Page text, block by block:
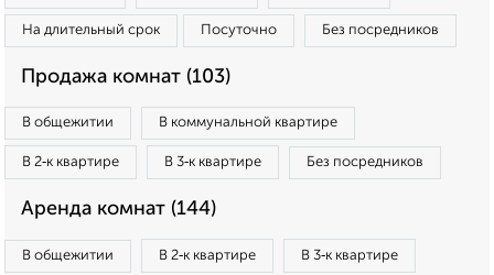
На длительный срок Посуточно Без посредников
Продажа комнат (103)
В общежитии В коммунальной квартире
В 2‑к квартире В 3‑к квартире Без посредников
Аренда комнат (144)
В общежитии В 2‑к квартире В 3‑к квартире